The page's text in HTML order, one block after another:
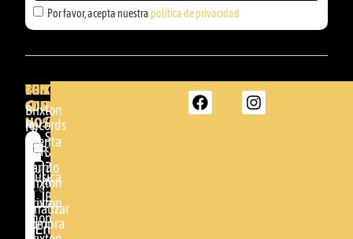
Por favor, acepta nuestra política de privacidad
BRIXTON
DENDA -
SHOP
Somera
24
48005 -
BILBAO
(+34)
BRIXTON
Brixton
Records
GBR
Música
Brixton
Shop
TU
CUENTA
Mi
cuenta
Carrito
Brixton
Finalizar
compra
CONTACTA
CON
NOSOTROS
Por
favor,
acepta
nuestra
política de
Enviar